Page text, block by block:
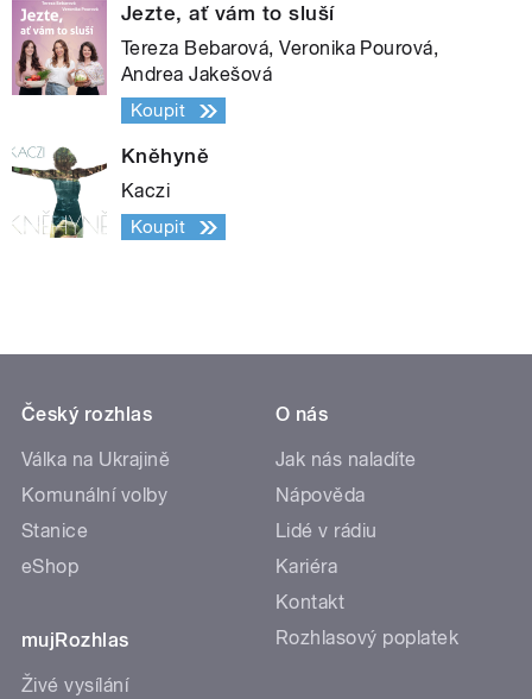
Jezte, ať vám to sluší
Tereza Bebarová, Veronika Pourová,
Andrea Jakešová
Koupit
Kněhyně
Kaczi
Koupit
Český rozhlas
Válka na Ukrajině
Komunální volby
Stanice
eShop
mujRozhlas
Živé vysílání
O nás
Jak nás naladíte
Nápověda
Lidé v rádiu
Kariéra
Kontakt
Rozhlasový poplatek